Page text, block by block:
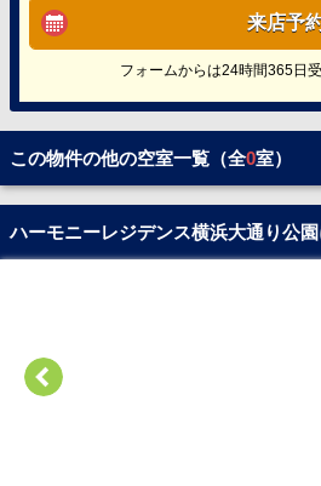
来店予
フォームからは24時間365日受
この物件の他の空室一覧（全0室）
ハーモニーレジデンス横浜大通り公